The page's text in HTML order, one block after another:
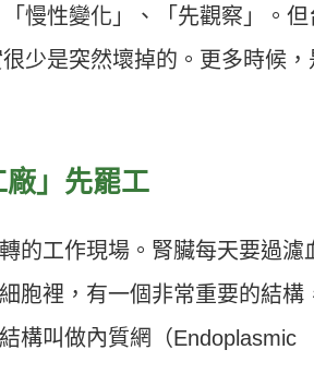
慢性變化」、「先觀察」。但
少是突然壞掉的。更多時候，
」先罷工
的工作現場。腎臟每天要過濾
胞裡，有一個非常重要的結構
構叫做內質網（Endoplasmic